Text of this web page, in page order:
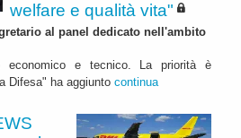
welfare e qualità vita"
al panel dedicato nell'ambito
economico e tecnico. La priorità è
Difesa" ha aggiunto continua